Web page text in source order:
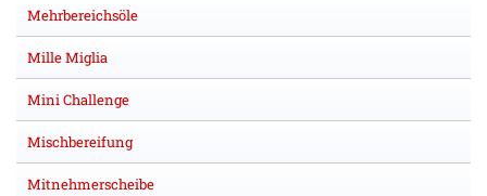
Mehrbereichsöle
Mille Miglia
Mini Challenge
Mischbereifung
Mitnehmerscheibe